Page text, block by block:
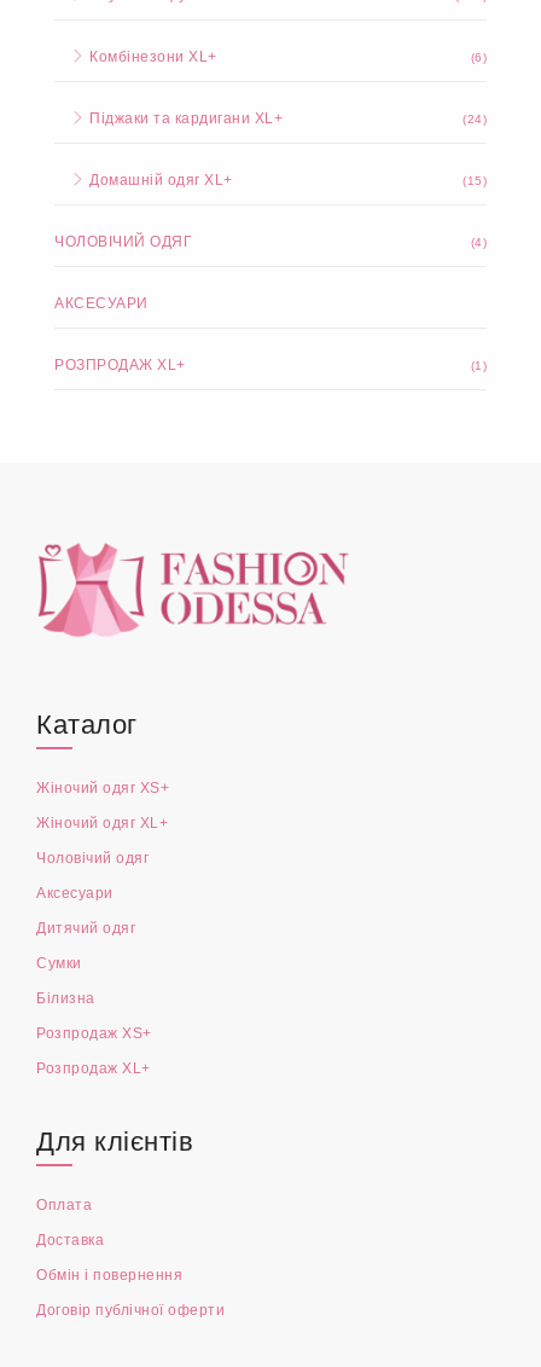
Комбінезони XL+ (6)
Піджаки та кардигани XL+ (24)
Домашній одяг XL+ (15)
ЧОЛОВІЧИЙ ОДЯГ (4)
АКСЕСУАРИ
РОЗПРОДАЖ XL+ (1)
Каталог
Жіночий одяг XS+
Жіночий одяг XL+
Чоловічий одяг
Аксесуари
Дитячий одяг
Сумки
Білизна
Розпродаж XS+
Розпродаж XL+
Для клієнтів
Оплата
Доставка
Обмін і повернення
Договір публічної оферти